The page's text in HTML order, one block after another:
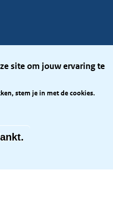
site om jouw ervaring te
stem je in met de cookies.